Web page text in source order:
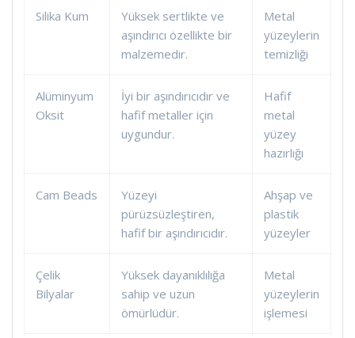
Silika Kum
Yüksek sertlikte ve
aşındırıcı özellikte bir
malzemedir.
Metal
yüzeylerin
temizliği
Alüminyum
Oksit
İyi bir aşındırıcıdır ve
hafif metaller için
uygundur.
Hafif
metal
yüzey
hazırlığı
Cam Beads
Yüzeyi
pürüzsüzleştiren,
hafif bir aşındırıcıdır.
Ahşap ve
plastik
yüzeyler
Çelik
Bilyalar
Yüksek dayanıklılığa
sahip ve uzun
ömürlüdür.
Metal
yüzeylerin
işlemesi